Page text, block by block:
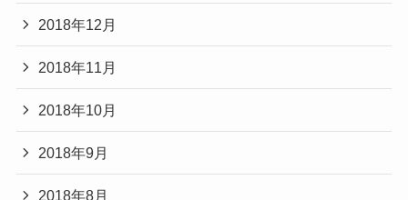
2018年12月
2018年11月
2018年10月
2018年9月
2018年8月